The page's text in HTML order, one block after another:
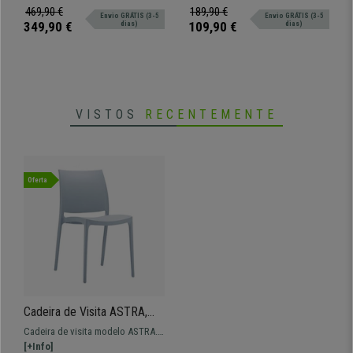
metálica e assentos em plástico.
Muito resistente, grande
comodidade. Disponível em várias
469,90 €
349,90 €
Envio GRÁTIS (3-5
dias)
é confortável e resistente, perfeita
para o seu dia a dia.
189,90 €
109,90 €
Envio GRÁTIS (3-5
dias)
VISTOS RECENTEMENTE
Oferta
Cadeira de Visita ASTRA,
Empilhável, Design Simples,
Cor Cinza
Cadeira de visita modelo ASTRA.
Máxima comodidade e conforto. A
[+Info]